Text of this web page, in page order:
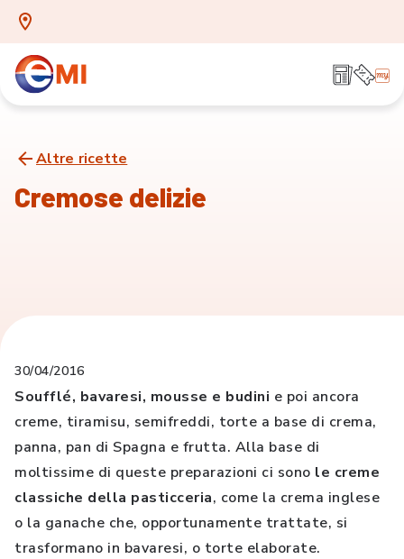
Altre ricette
Cremose delizie
30/04/2016
Soufflé, bavaresi, mousse e budini e poi ancora
creme, tiramisu, semifreddi, torte a base di crema,
panna, pan di Spagna e frutta. Alla base di
moltissime di queste preparazioni ci sono le creme
classiche della pasticceria, come la crema inglese
o la ganache che, opportunamente trattate, si
trasformano in bavaresi, o torte elaborate.